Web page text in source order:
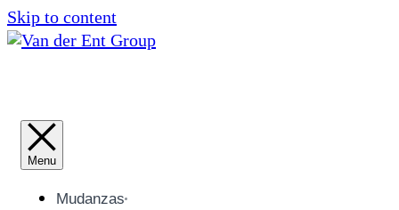
Skip to content
Mudanzas